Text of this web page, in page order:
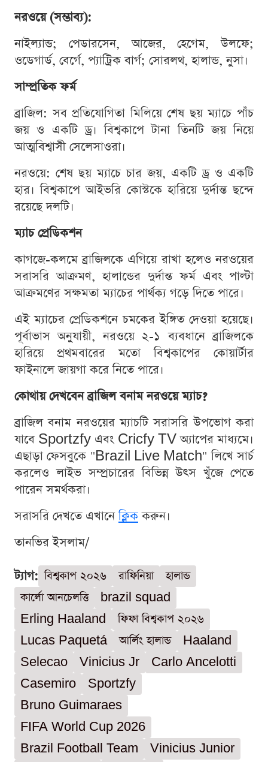
নরওয়ে (সম্ভাব্য):
নাইল্যান্ড; পেডারসেন, আজের, হেগেম, উলফে;
ওডেগার্ড, বের্গে, প্যাট্রিক বার্গ; সোরলথ, হালান্ড, নুসা।
সাম্প্রতিক ফর্ম
ব্রাজিল: সব প্রতিযোগিতা মিলিয়ে শেষ ছয় ম্যাচে পাঁচ
জয় ও একটি ড্র। বিশ্বকাপে টানা তিনটি জয় নিয়ে
আত্মবিশ্বাসী সেলেসাওরা।
নরওয়ে: শেষ ছয় ম্যাচে চার জয়, একটি ড্র ও একটি
হার। বিশ্বকাপে আইভরি কোস্টকে হারিয়ে দুর্দান্ত ছন্দে
রয়েছে দলটি।
ম্যাচ প্রেডিকশন
কাগজে-কলমে ব্রাজিলকে এগিয়ে রাখা হলেও নরওয়ের
সরাসরি আক্রমণ, হালান্ডের দুর্দান্ত ফর্ম এবং পাল্টা
আক্রমণের সক্ষমতা ম্যাচের পার্থক্য গড়ে দিতে পারে।
এই ম্যাচের প্রেডিকশনে চমকের ইঙ্গিত দেওয়া হয়েছে।
পূর্বাভাস অনুযায়ী, নরওয়ে ২-১ ব্যবধানে ব্রাজিলকে
হারিয়ে প্রথমবারের মতো বিশ্বকাপের কোয়ার্টার
ফাইনালে জায়গা করে নিতে পারে।
কোথায় দেখবেন ব্রাজিল বনাম নরওয়ে ম্যাচ?
ব্রাজিল বনাম নরওয়ের ম্যাচটি সরাসরি উপভোগ করা
যাবে Sportzfy এবং Cricfy TV অ্যাপের মাধ্যমে।
এছাড়া ফেসবুকে "Brazil Live Match" লিখে সার্চ
করলেও লাইভ সম্প্রচারের বিভিন্ন উৎস খুঁজে পেতে
পারেন সমর্থকরা।
সরাসরি দেখতে এখানেক্লিককরুন।
তানভির ইসলাম/
ট্যাগ: বিশ্বকাপ ২০২৬ রাফিনিয়া
হালান্ড
কার্লো আনচেলত্তি
brazil squad
Erling Haaland
ফিফা বিশ্বকাপ ২০২৬
Lucas Paquetá
আর্লিং হালান্ড
Haaland
Selecao
Vinicius Jr
Carlo Ancelotti
Casemiro
Sportzfy
Bruno Guimaraes
FIFA World Cup 2026
Brazil Football Team
Vinicius Junior